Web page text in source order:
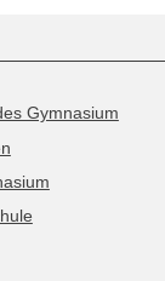
Gymnasium